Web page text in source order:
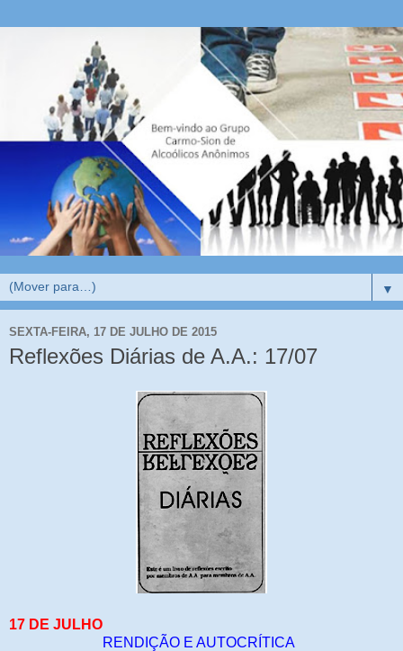
▼
SEXTA-FEIRA, 17 DE JULHO DE 2015
Reflexões Diárias de A.A.: 17/07
17 DE JULHO
RENDIÇÃO E AUTOCRÍTICA